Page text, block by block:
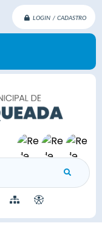
LOGIN / CADASTRO